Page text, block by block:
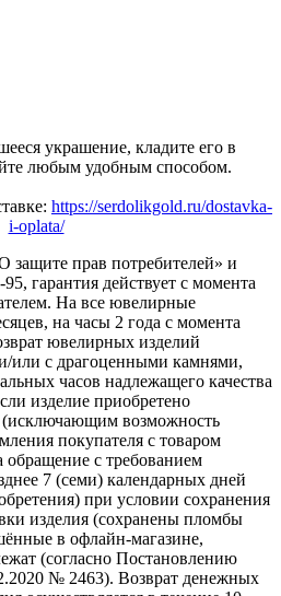
украшение, кладите его в
любым удобным способом.
https://serdolikgold.ru/dostavka-
i-oplata/
защите прав потребителей» и
гарантия действует с момента
На все ювелирные
на часы 2 года с момента
ювелирных изделий
или с драгоценными камнями,
часов надлежащего качества
изделие приобретено
возможность
покупателя с товаром
обращение с требованием
7 (семи) календарных дней
при условии сохранения
изделия (сохранены пломбы
в офлайн-магазине,
(согласно Постановлению
№ 2463). Возврат денежных